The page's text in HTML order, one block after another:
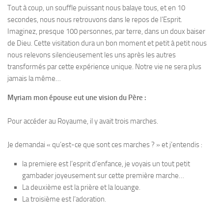
Tout à coup, un souffle puissant nous balaye tous, et en 10
secondes, nous nous retrouvons dans le repos de l’Esprit.
Imaginez, presque 100 personnes, par terre, dans un doux baiser
de Dieu. Cette visitation dura un bon moment et petit à petit nous
nous relevons silencieusement les uns après les autres
transformés par cette expérience unique. Notre vie ne sera plus
jamais la même…
Myriam mon épouse eut une vision du Père :
Pour accéder au Royaume, il y avait trois marches.
Je demandai « qu’est-ce que sont ces marches ? » et j’entendis :
la premiere est l’esprit d’enfance, je voyais un tout petit
gambader joyeusement sur cette première marche…
La deuxième est la prière et la louange.
La troisième est l’adoration.